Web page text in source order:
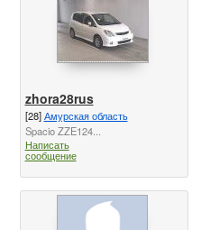
zhora28rus
[28]Амурская область
Spacio ZZE124...
Написать
сообщение